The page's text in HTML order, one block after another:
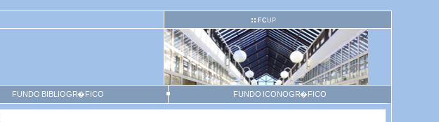
FCUP
FUNDO BIBLIOGR�FICO
FUNDO ICONOGR�FICO